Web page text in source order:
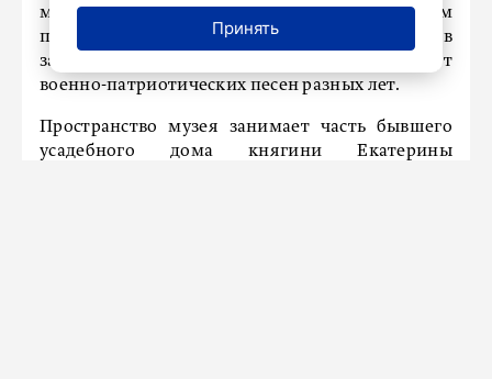
музыкальная программа. Посетителям
проведут экскурсию по экспозиции музея, в
завершение программы пройдет концерт
военно-патриотических песен разных лет.
Пространство музея занимает часть бывшего
усадебного дома княгини Екатерины
Принять